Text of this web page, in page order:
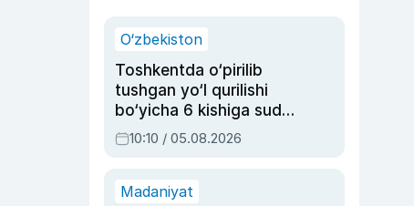
O‘zbekiston
Toshkentda o‘pirilib
tushgan yo‘l qurilishi
bo‘yicha 6 kishiga sud
hukmi o‘qildi
10:10 / 05.08.2026
Madaniyat